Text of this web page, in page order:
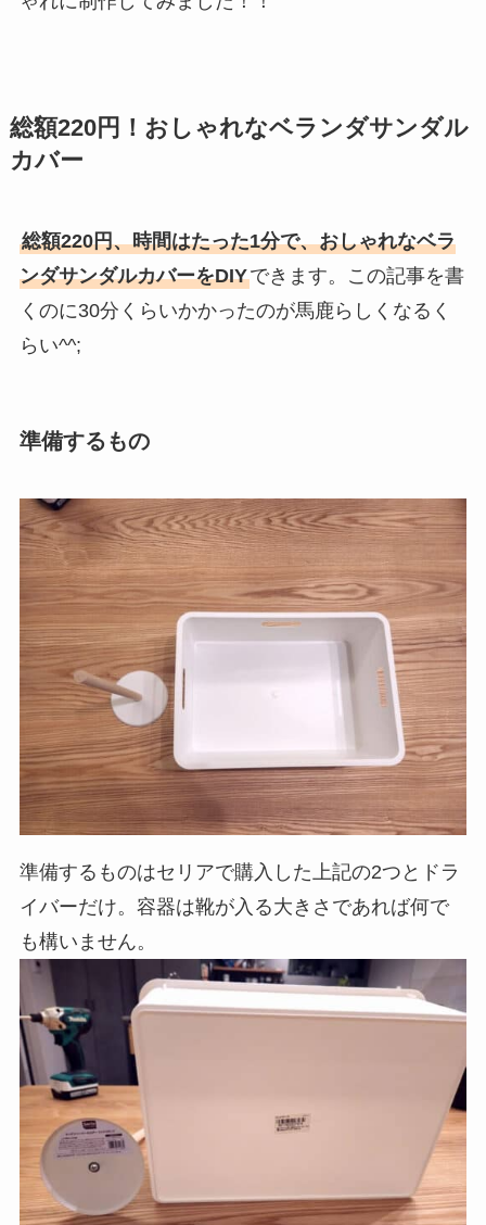
総額220円！おしゃれなベランダサンダル
カバー
総額220円、時間はたった1分で、おしゃれなベラ
ンダサンダルカバーをDIYできます。この記事を書
くのに30分くらいかかったのが馬鹿らしくなるく
らい^^;
準備するもの
準備するものはセリアで購入した上記の2つとドラ
イバーだけ。容器は靴が入る大きさであれば何で
も構いません。